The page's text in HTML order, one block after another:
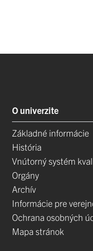
O univerzite
Základné informácie
História
Vnútorný systém
Orgány
Archív
Informácie pre
Ochrana osobných
Mapa stránok